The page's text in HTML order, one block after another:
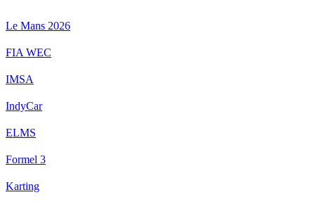
til
Le Mans 2026
FIA WEC
IMSA
IndyCar
ELMS
Formel 3
Karting